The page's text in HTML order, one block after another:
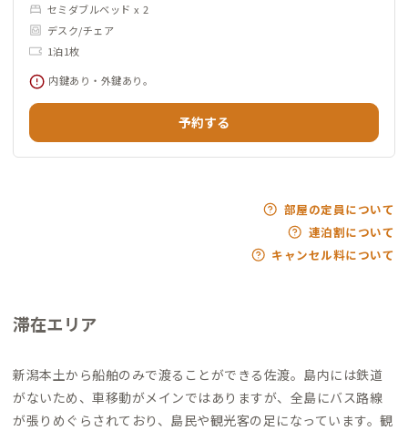
セミダブルベッド x 2
デスク/チェア
1泊1枚
内鍵あり・外鍵あり。
予約する
部屋の定員について
連泊割について
キャンセル料について
滞在エリア
新潟本土から船舶のみで渡ることができる佐渡。島内には鉄道
がないため、車移動がメインではありますが、全島にバス路線
が張りめぐらされており、島民や観光客の足になっています。観